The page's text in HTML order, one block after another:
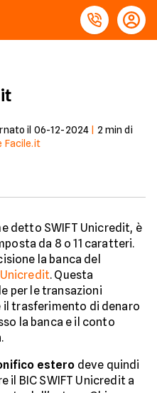
il 06-12-2024 2 min di
Facile.it
detto SWIFT Unicredit, è
da 8 o 11 caratteri.
la banca del
Unicredit. Questa
per le transazioni
il trasferimento di denaro
la banca e il conto
estero deve quindi
il BIC SWIFT Unicredit a